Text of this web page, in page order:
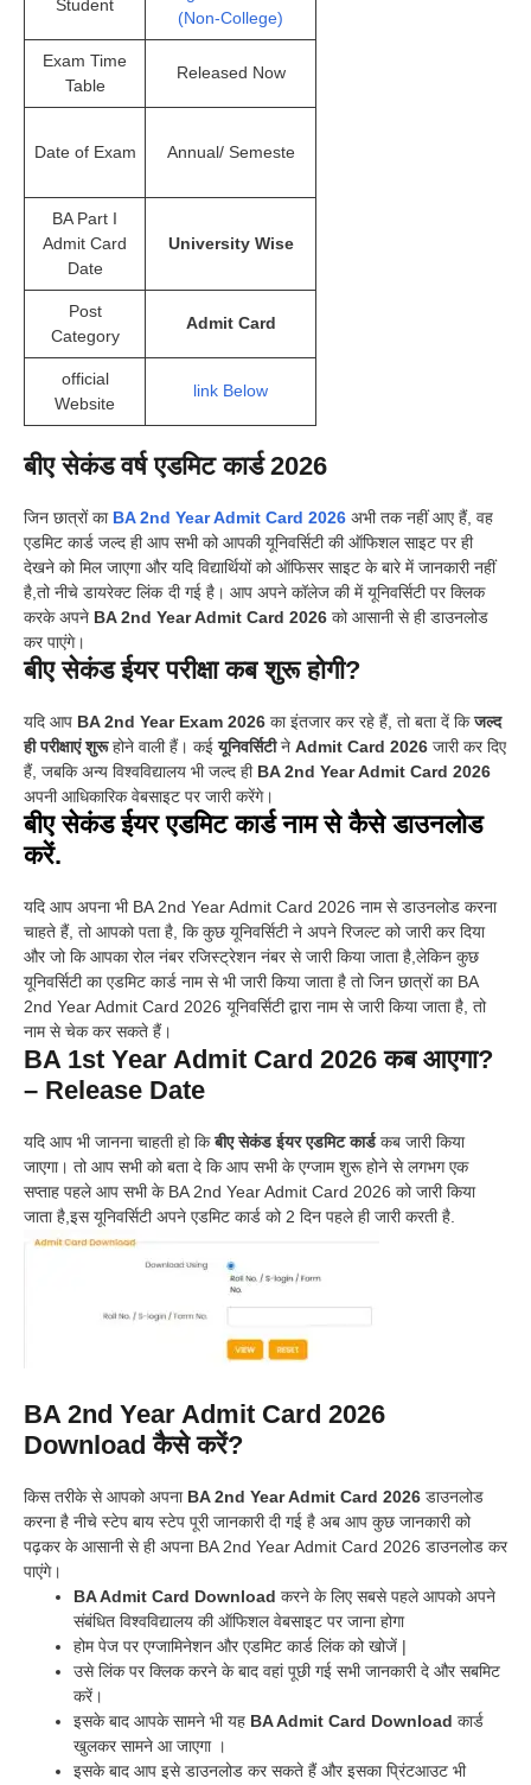
Student
(Non-College)
Exam Time
Table
Released Now
Date of Exam Annual/ Semeste
BA Part I
Admit Card
Date
University Wise
Post
Category
Admit Card
official
Website
link Below
बीए सेकंड वर्ष एडमिट कार्ड 2026
जिन छात्रों का BA 2nd Year Admit Card 2026 अभी तक नहीं आए हैं, वह
एडमिट कार्ड जल्द ही आप सभी को आपकी यूनिवर्सिटी की ऑफिशल साइट पर ही
देखने को मिल जाएगा और यदि विद्यार्थियों को ऑफिसर साइट के बारे में जानकारी नहीं
है,तो नीचे डायरेक्ट लिंक दी गई है। आप अपने कॉलेज की में यूनिवर्सिटी पर क्लिक
करके अपने BA 2nd Year Admit Card 2026 को आसानी से ही डाउनलोड
कर पाएंगे।
बीए सेकंड ईयर परीक्षा कब शुरू होगी?
यदि आप BA 2nd Year Exam 2026 का इंतजार कर रहे हैं, तो बता दें किजल्द
ही परीक्षाएं शुरूहोने वाली हैं। कईयूनिवर्सिटीने Admit Card 2026 जारी कर दिए
हैं, जबकि अन्य विश्वविद्यालय भी जल्द ही BA 2nd Year Admit Card 2026
अपनी आधिकारिक वेबसाइट पर जारी करेंगे।
बीए सेकंड ईयर एडमिट कार्ड नाम से कैसे डाउनलोड
करें.
यदि आप अपना भी BA 2nd Year Admit Card 2026 नाम से डाउनलोड करना
चाहते हैं, तो आपको पता है, कि कुछ यूनिवर्सिटी ने अपने रिजल्ट को जारी कर दिया
और जो कि आपका रोल नंबर रजिस्ट्रेशन नंबर से जारी किया जाता है,लेकिन कुछ
यूनिवर्सिटी का एडमिट कार्ड नाम से भी जारी किया जाता है तो जिन छात्रों का BA
2nd Year Admit Card 2026 यूनिवर्सिटी द्वारा नाम से जारी किया जाता है, तो
नाम से चेक कर सकते हैं।
BA 1st Year Admit Card 2026 कब आएगा?
– Release Date
यदि आप भी जानना चाहती हो किबीए सेकंड ईयर एडमिट कार्डकब जारी किया
जाएगा। तो आप सभी को बता दे कि आप सभी के एग्जाम शुरू होने से लगभग एक
सप्ताह पहले आप सभी के BA 2nd Year Admit Card 2026 को जारी किया
जाता है,इस यूनिवर्सिटी अपने एडमिट कार्ड को 2 दिन पहले ही जारी करती है.
BA 2nd Year Admit Card 2026
Download कैसे करें?
किस तरीके से आपको अपना BA 2nd Year Admit Card 2026 डाउनलोड
करना है नीचे स्टेप बाय स्टेप पूरी जानकारी दी गई है अब आप कुछ जानकारी को
पढ़कर के आसानी से ही अपना BA 2nd Year Admit Card 2026 डाउनलोड कर
पाएंगे।
BA Admit Card Download करने के लिए सबसे पहले आपको अपने
संबंधित विश्वविद्यालय की ऑफिशल वेबसाइट पर जाना होगा
होम पेज पर एग्जामिनेशन और एडमिट कार्ड लिंक को खोजें |
उसे लिंक पर क्लिक करने के बाद वहां पूछी गई सभी जानकारी दे और सबमिट
करें।
इसके बाद आपके सामने भी यह BA Admit Card Download कार्ड
खुलकर सामने आ जाएगा ।
इसके बाद आप इसे डाउनलोड कर सकते हैं और इसका प्रिंटआउट भी